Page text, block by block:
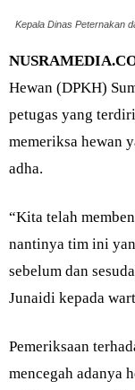
Kepala Dinas Peternakan
Hewan (DPKH)
petugas yang
memeriksa hewan
adha.
“Kita telah
nantinya tim ini
sebelum dan
Junaidi kepada
Pemeriksaan
mencegah adanya